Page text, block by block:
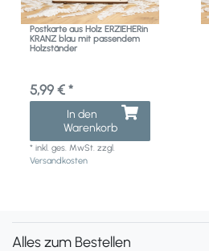
Postkarte aus Holz ERZIEHERin
KRANZ blau mit passendem
Holzständer
5,99 € *
In den
Warenkorb
*inkl. ges. MwSt. zzgl.
Versandkosten
Alles zum Bestellen